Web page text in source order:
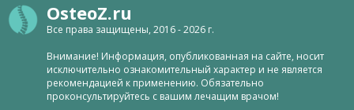
OsteoZ.ru
Все права защищены, 2016 - 2026 г.
Внимание! Информация, опубликованная на сайте, носит
исключительно ознакомительный характер и не является
рекомендацией к применению. Обязательно
проконсультируйтесь с вашим лечащим врачом!